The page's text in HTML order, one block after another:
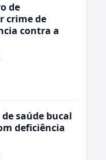
de
crime de
contra a
saúde bucal
deficiência